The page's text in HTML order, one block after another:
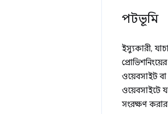
পটভূমি
ইস্যুকারী,
ওয়েবসাইট
ওয়েবসাইটে
সংরক্ষণ